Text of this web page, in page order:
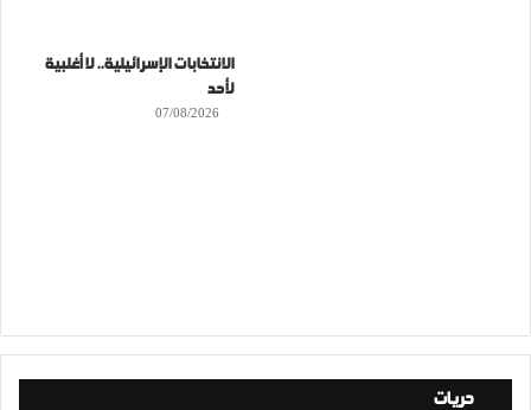
الانتخابات الإسرائيلية.. لا أغلبية
لأحد
07/08/2026
حريات